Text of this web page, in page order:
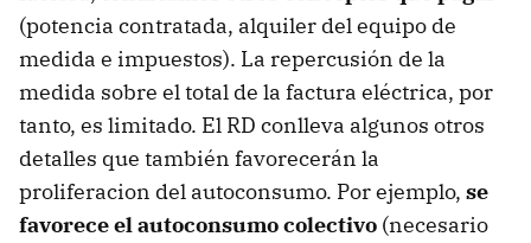
(potencia contratada, alquiler del equipo de
medida e impuestos). La repercusión de la
medida sobre el total de la factura eléctrica, por
tanto, es limitado. El RD conlleva algunos otros
detalles que también favorecerán la
proliferacion del autoconsumo. Por ejemplo, se
favorece el autoconsumo colectivo (necesario